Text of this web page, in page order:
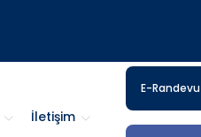
İletişim
E-Randevu